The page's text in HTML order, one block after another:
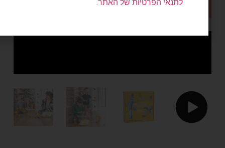
לתנאי הפרטיות של האתר.